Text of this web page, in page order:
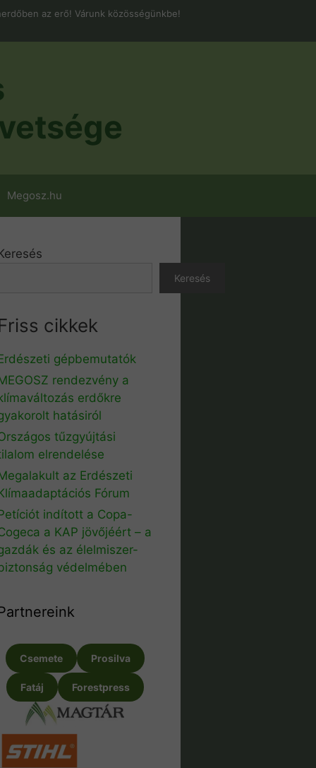
az erő! Várunk közösségünkbe!
Megosz.hu
Keresés
cikkek
gépbemutatók
rendezvény a
erdőkre
hatásiról
tűzgyújtási
elrendelése
az Erdészeti
Fórum
indított a Copa-
a KAP jövőjéért – a
és az élelmiszer-
védelmében
Csemete Prosilva
Fatáj Forestpress